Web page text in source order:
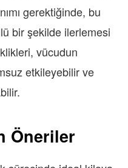
gerektiğinde, bu
bir şekilde ilerlemesi
vücudun
etkileyebilir ve
Öneriler